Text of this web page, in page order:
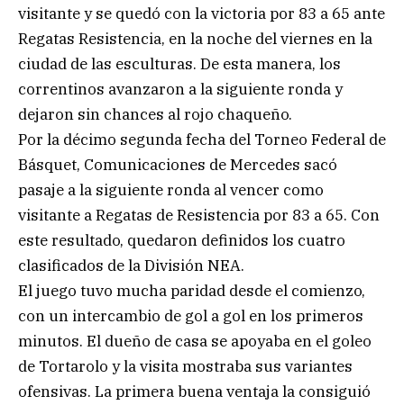
visitante y se quedó con la victoria por 83 a 65 ante
Regatas Resistencia, en la noche del viernes en la
ciudad de las esculturas. De esta manera, los
correntinos avanzaron a la siguiente ronda y
dejaron sin chances al rojo chaqueño.
Por la décimo segunda fecha del Torneo Federal de
Básquet, Comunicaciones de Mercedes sacó
pasaje a la siguiente ronda al vencer como
visitante a Regatas de Resistencia por 83 a 65. Con
este resultado, quedaron definidos los cuatro
clasificados de la División NEA.
El juego tuvo mucha paridad desde el comienzo,
con un intercambio de gol a gol en los primeros
minutos. El dueño de casa se apoyaba en el goleo
de Tortarolo y la visita mostraba sus variantes
ofensivas. La primera buena ventaja la consiguió